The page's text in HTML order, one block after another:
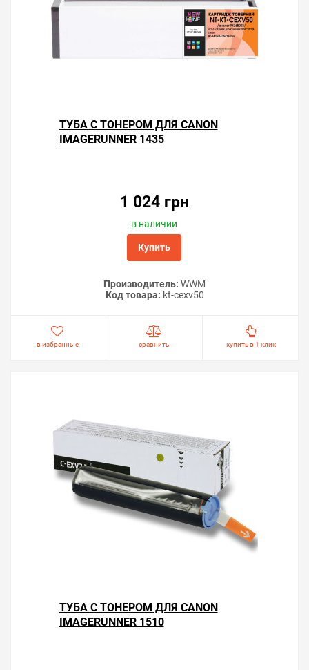
ТУБА С ТОНЕРОМ ДЛЯ CANON
IMAGERUNNER 1435
1 024 грн
в наличии
Купить
Производитель: WWM
Код товара: kt-cexv50
в избранные сравнить купить в 1 клик
ТУБА С ТОНЕРОМ ДЛЯ CANON
IMAGERUNNER 1510